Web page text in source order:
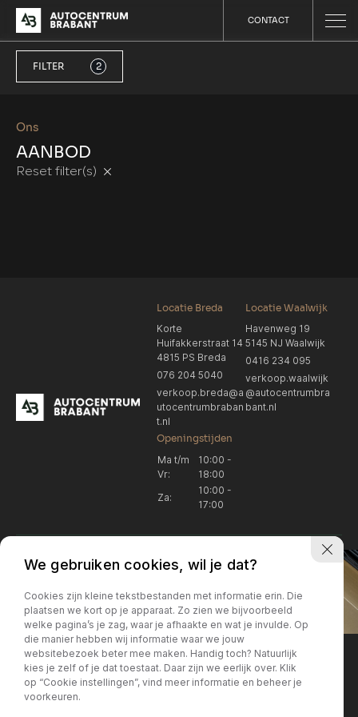
CONTACT
Ons
AANBOD
Reset filter(s)
FILTER 2
Locatie Breda
Korte
Huifakkerstraat 14
4815 PS Breda
076 204 5040
verkoop.breda@a
utocentrumbraban
t.nl
Locatie Waalwijk
Havenweg 19
5145 NJ Waalwijk
0416 234 095
verkoop.waalwijk
@autocentrumbra
bant.nl
Openingstijden
Ma t/m
Vr:
10:00 -
18:00
Za:
10:00 -
17:00
Locatie Breda
076 204 5040
Locatie Breda
verkoop.breda@autocentrum
brabant.nl
Locatie Breda
Korte Huifakkerstraat 14
4815 PS Breda
Locatie Breda
+31 076 204 5040
We gebruiken cookies, wil je dat?
Cookies zijn kleine tekstbestanden met informatie erin. Die
plaatsen we kort op je apparaat. Zo zien we bijvoorbeeld
welke pagina’s je zag, waar je afhaakte en wat je invulde. Op
die manier hebben wij informatie waar we jouw
websitebezoek beter mee maken. Handig toch? Natuurlijk
kies je zelf of je dat toestaat. Daar zijn we eerlijk over. Klik
op “Cookie instellingen”, vind meer informatie en beheer je
voorkeuren.